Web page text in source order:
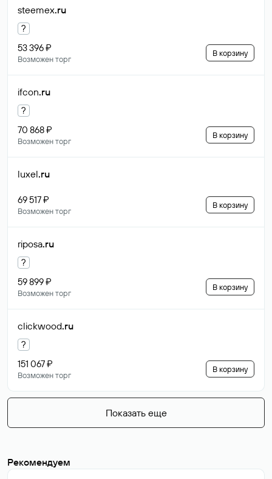
steemex.ru
?
53 396 ₽
Возможен торг
В корзину
ifcon.ru
?
70 868 ₽
Возможен торг
В корзину
luxel.ru
69 517 ₽
Возможен торг
В корзину
riposa.ru
?
59 899 ₽
Возможен торг
В корзину
clickwood.ru
?
151 067 ₽
Возможен торг
В корзину
Показать еще
Рекомендуем